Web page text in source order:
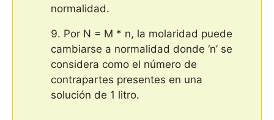
normalidad.
Por N = M * n, la molaridad puede
cambiarse a normalidad donde ‘n’ se
considera como el número de
contrapartes presentes en una
solución de 1 litro.